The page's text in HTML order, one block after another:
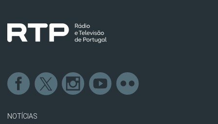
NOTÍCIAS